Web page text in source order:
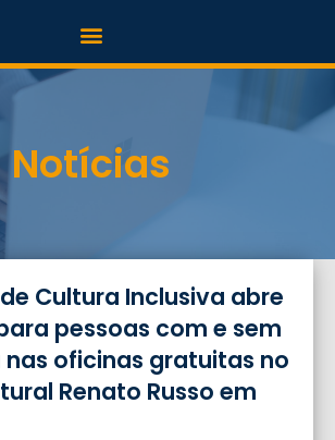
Notícias
Cultura Inclusiva abre
pessoas com e sem
oficinas gratuitas no
Renato Russo em